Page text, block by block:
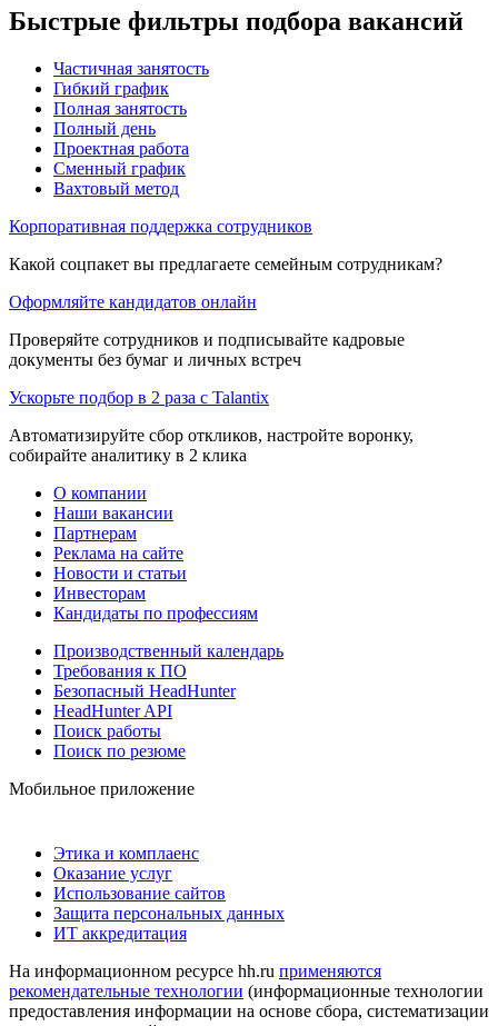
Быстрые фильтры подбора вакансий
Частичная занятость
Гибкий график
Полная занятость
Полный день
Проектная работа
Сменный график
Вахтовый метод
Корпоративная поддержка сотрудников
Какой соцпакет вы предлагаете семейным сотрудникам?
Оформляйте кандидатов онлайн
Проверяйте сотрудников и подписывайте кадровые
документы без бумаг и личных встреч
Ускорьте подбор в 2 раза с Talantix
Автоматизируйте сбор откликов, настройте воронку,
собирайте аналитику в 2 клика
О компании
Наши вакансии
Партнерам
Реклама на сайте
Новости и статьи
Инвесторам
Кандидаты по профессиям
Производственный календарь
Требования к ПО
Безопасный HeadHunter
HeadHunter API
Поиск работы
Поиск по резюме
Мобильное приложение
Этика и комплаенс
Оказание услуг
Использование сайтов
Защита персональных данных
ИТ аккредитация
На информационном ресурсе hh.ru применяются
рекомендательные технологии (информационные технологии
предоставления информации на основе сбора, систематизации